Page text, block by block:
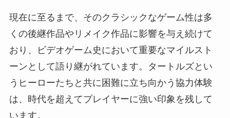
現在に至るまで、そのクラシックなゲーム性は多
くの後継作品やリメイク作品に影響を与え続けて
おり、ビデオゲーム史において重要なマイルスト
ーンとして語り継がれています。タートルズとい
うヒーローたちと共に困難に立ち向かう協力体験
は、時代を超えてプレイヤーに強い印象を残して
います。